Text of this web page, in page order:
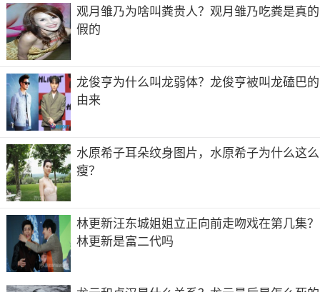
复性效果，比如能够针对敏感肌肤进行舒缓和抗过敏，增强
肌肤自身免疫力和抵抗能力。
但保湿凝露的含水、补水和锁水能力都非常强，所以常常被
不太理想，还是需要搭配乳液一起使用的。
凝霜和乳霜的区别
1、凝霜
质地半透明，颜色各样，凝霜如啫喱，是一种十分轻薄的护
肤品，触感清凉，适合炎热的夏季使用。适合油皮和混合皮
使用。含油成分少，甚至有的凝霜不含油分，比如芦荟胶。
膜、晒后修复等等。
2、乳霜
质地不透明，颜色多为白色或者米色，质地比凝霜要厚，含
观月雏乃为啥叫粪贵人？观月雏乃吃粪是真的
假的
龙俊亨为什么叫龙弱体？龙俊亨被叫龙磕巴的
由来
水原希子耳朵纹身图片，水原希子为什么这么
瘦？
林更新汪东城姐姐立正向前走吻戏在第几集？
林更新是富二代吗